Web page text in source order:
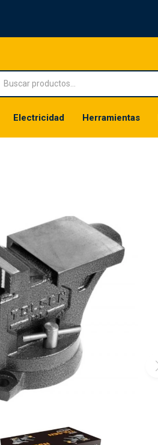
Electricidad Herramientas